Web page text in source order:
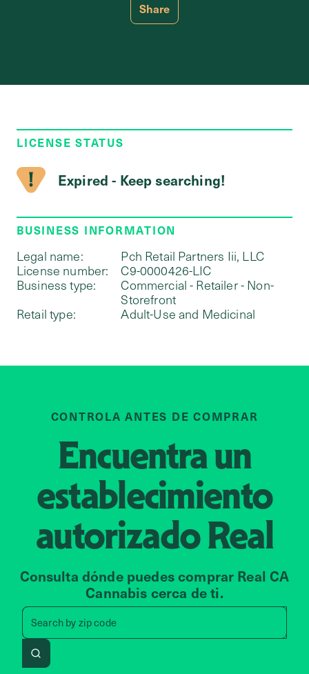
Share
LICENSE STATUS
Expired - Keep searching!
BUSINESS INFORMATION
Legal name:
Pch Retail Partners Iii, LLC
License number:
C9-0000426-LIC
Business type:
Commercial - Retailer - Non-
Storefront
Retail type:
Adult-Use and Medicinal
CONTROLA ANTES DE COMPRAR
Encuentra un
establecimiento
autorizadoReal
Consulta dónde puedes comprar Real CA
Cannabis cerca de ti.
Search byzip code
Search by zip code, address,
Search